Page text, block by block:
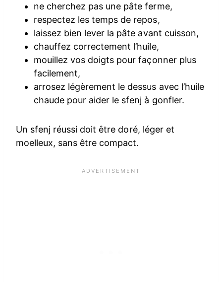
ne cherchez pas une pâte ferme,
respectez les temps de repos,
laissez bien lever la pâte avant cuisson,
chauffez correctement l’huile,
mouillez vos doigts pour façonner plus
facilement,
arrosez légèrement le dessus avec l’huile
chaude pour aider le sfenj à gonfler.
Un sfenj réussi doit être doré, léger et
moelleux, sans être compact.